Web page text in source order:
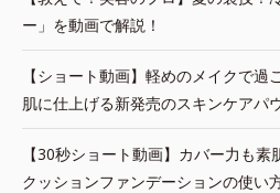
ー」を動画で解説！
【ショート動画】軽めのメイクで
肌に仕上げる新発売のスキンケアパ
【30秒ショート動画】カバー力も
クッションファンデーションの使い